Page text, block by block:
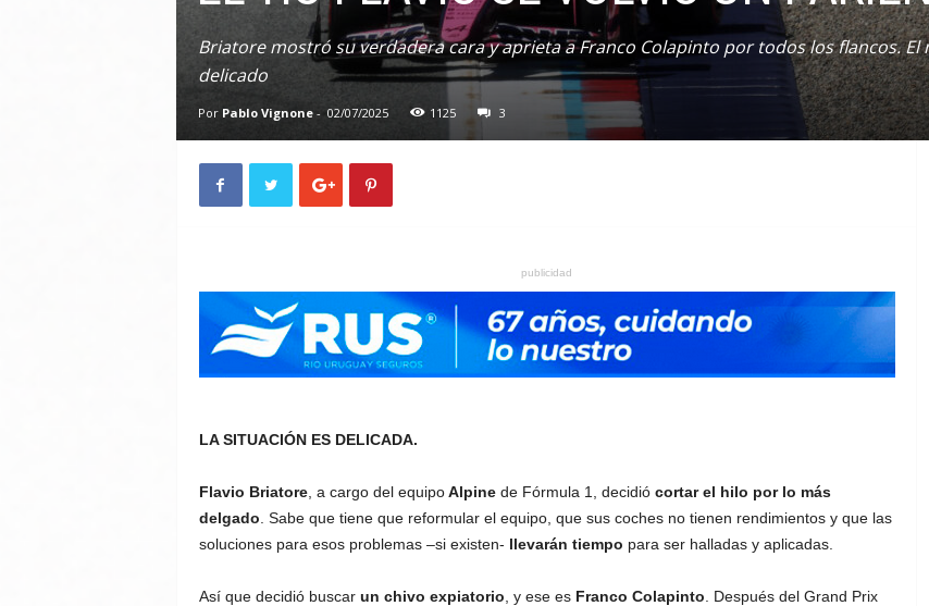
Briatore mostró su verdadera cara y aprieta a Franco Colapinto por todos los flancos.
delicado
Por Pablo Vignone- 02/07/2025 1125 3
publicidad
LA SITUACIÓN ES DELICADA.
Flavio Briatore, a cargo del equipoAlpinede Fórmula 1, decidió cortar el hilo por lo más
delgado . Sabe que tiene que reformular el equipo, que sus coches no tienen rendimientos y que las
soluciones para esos problemas –si existen- llevarán tiempo para ser halladas y aplicadas.
Así que decidió buscar un chivo expiatorio , y ese es Franco Colapinto . Después del Grand Prix